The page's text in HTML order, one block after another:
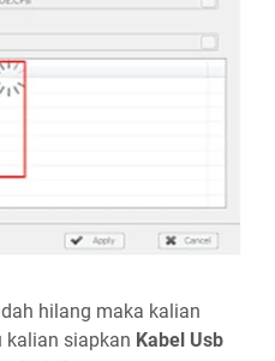
hilang maka kalian
kalian siapkan Kabel Usb